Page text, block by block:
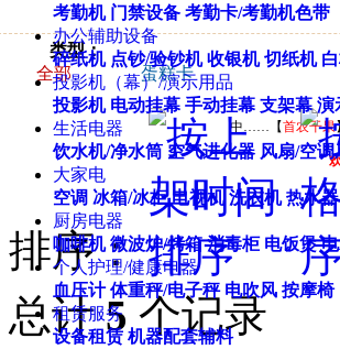
考勤机 门禁设备 考勤卡/考勤机色带
办公辅助设备
碎纸机 点钞/验钞机 收银机 切纸机
投影机（幕）/演示用品
投影机 电动挂幕 手动挂幕 支架幕 演
生活电器
饮水机/净水筒 空气进化器 风扇/空调
大家电
空调 冰箱/冰柜 电视机 洗衣机 热水器
厨房电器
咖啡机 微波炉/烤箱 消毒柜 电饭煲
个人护理/健康电器
血压计 体重秤/电子秤 电吹风 按摩椅
租赁服务
设备租赁 机器配套辅料
类型：
全部
蛋糕卡
中……【首农干果
排序：
总计5个记录